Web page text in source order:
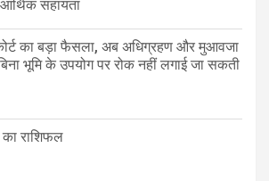
सहायता
का बड़ा फैसला, अब अधिग्रहण और मुआवजा
भूमि के उपयोग पर रोक नहीं लगाई जा सकती
राशिफल